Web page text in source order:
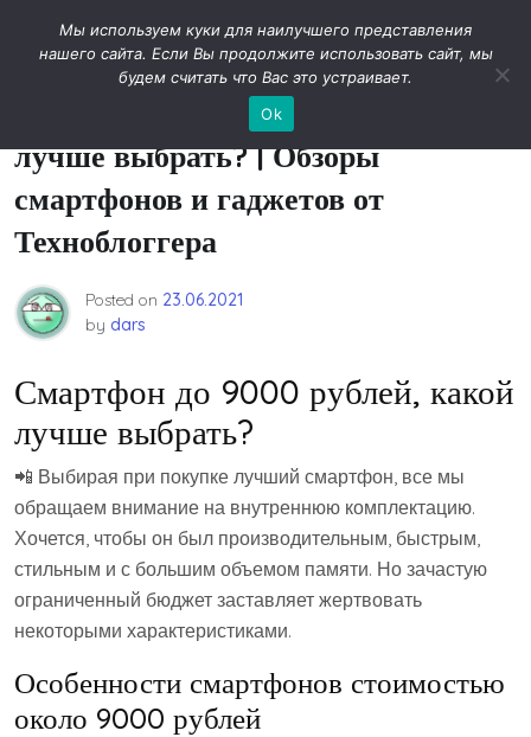
Новости технологий
Смартфон до 9000 рублей, какой
лучше выбрать? | Обзоры
смартфонов и гаджетов от
Техноблоггера
Posted on 23.06.2021
by dars
Смартфон до 9000 рублей, какой
лучше выбрать?
📲 Выбирая при покупке лучший смартфон, все мы
обращаем внимание на внутреннюю комплектацию.
Хочется, чтобы он был производительным, быстрым,
стильным и с большим объемом памяти. Но зачастую
ограниченный бюджет заставляет жертвовать
некоторыми характеристиками.
Особенности смартфонов стоимостью
около 9000 рублей
Мы используем куки для наилучшего представления
нашего сайта. Если Вы продолжите использовать сайт, мы
будем считать что Вас это устраивает.
Ok